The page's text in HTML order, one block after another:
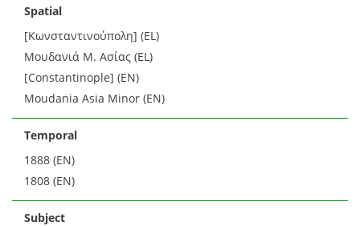
Spatial
[Κωνσταντινούπολη] (EL)
Μουδανιά Μ. Ασίας (EL)
[Constantinople] (EN)
Moudania Asia Minor (EN)
Temporal
1888 (EN)
1808 (EN)
Subject